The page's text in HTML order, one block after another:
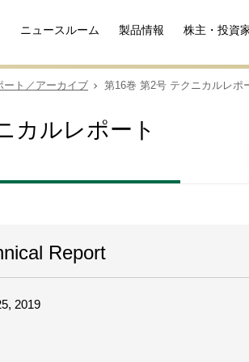
ニュースルーム 製品情報 株主・投資
ート／アーカイブ 第16巻 第2号 テクニカルレポ
カルレポート
Report
2019